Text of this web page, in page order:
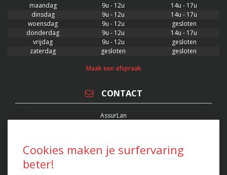
maandag 9u - 12u
14u - 17u
dinsdag
9u - 12u
14u - 17u
woensdag
9u - 12u
gesloten
donderdag
9u - 12u
14u - 17u
vrijdag
9u - 12u
gesloten
zaterdag
gesloten gesloten
Maak een afspraak
CONTACT
AssurLan
T. 011 88 88 00 - F. 011 88 88 08
Cookies maken je surfervaring
beter!